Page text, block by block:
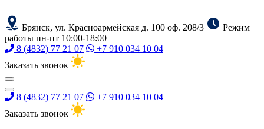
Брянск, ул. Красноармейская д. 100 оф. 208/3
Режим
работы пн-пт 10:00-18:00
8 (4832) 77 21 07
+7 910 034 10 04
Заказать звонок
8 (4832) 77 21 07
+7 910 034 10 04
Заказать звонок